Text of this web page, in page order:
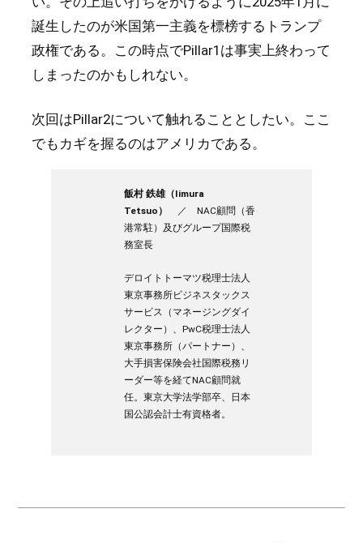
誕生したのが米国第一主義を標榜するトランプ
政権である。この時点でPillar1は事実上終わって
しまったのかもしれない。
次回はPillar2について触れることとしたい。ここ
でもカギを握るのはアメリカである。
飯村 鉄雄（Iimura
Tetsuo）
／ NAC顧問（香
港常駐）及びグループ国際税
務室長
デロイトトーマツ税理士法人
東京事務所ビジネスタックス
サービス（マネージングダイ
レクター）、PwC税理士法人
東京事務所（パートナー）、
大手損害保険会社国際税務リ
ーダー等を経てNAC顧問就
任。東京大学法学部卒、日本
国公認会計士有資格者。